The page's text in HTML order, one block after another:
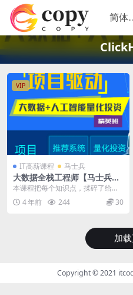
VIP
IT高薪课程 马士兵
大数据全栈工程师【马士兵教
育】|大数据精英一班|价值15
本课程把每个知识点，揉碎了给大
家讲的深入浅出， 把复杂的问题，
通过小例子给大家一...
4 年前 244 30
加
Copyright © 2021